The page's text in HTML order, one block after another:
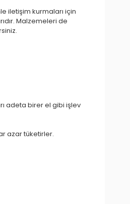
iletişim kurmaları için
Malzemeleri de
adeta birer el gibi işlev
azar tüketirler.